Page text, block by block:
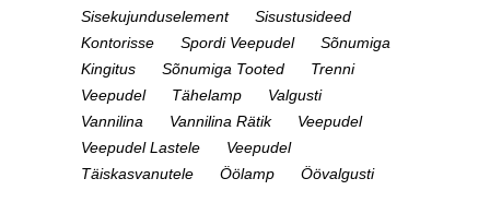
Sisekujunduselement
Sisustusideed
Kontorisse
Spordi Veepudel
Sõnumiga
Kingitus
Sõnumiga Tooted
Trenni
Veepudel
Tähelamp
Valgusti
Vannilina
Vannilina Rätik
Veepudel
Veepudel Lastele
Veepudel
Täiskasvanutele
Öölamp Öövalgusti